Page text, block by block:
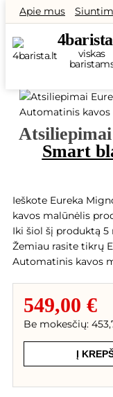
Apie mus
Atsiliepimai
Outlet
4barista
viskas
Atsiliepimai
Smart
Ieškote Eureka
kavos malūnėlis
Iki šiol šį produktą 5
Žemiau rasite tikrų
Automatinis kavos
549,00 €
Be mokesčių:
Į